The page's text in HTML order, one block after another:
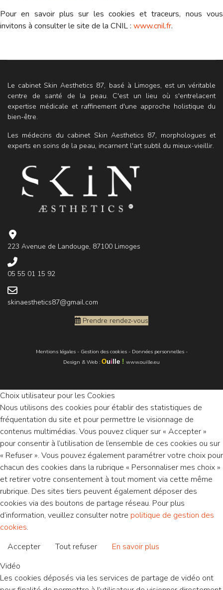
Pour en savoir plus sur les cookies et traceurs, nous vous
invitons à consulter le site de la CNIL : www.cnil.fr.
Le cabinet Skin Aesthetics 87, basé à Limoges, est un véritable
centre de santé de la peau. C'est un lieu où s'entrelacent
expertise médicale et raffinement d'une approche holistique du
bien-être.
Les médecins du cabinet Skin Aesthetics 87, morphologues et
experts en soins de la peau, incarnent l'art subtil du mieux-vieillir.
223 Avenue de Landouge, 87100 Limoges
05 55 01 15 92
skinaesthetics87@gmail.com
Prendre rendez-vous
Mentions légales- Gestion des cookies - Données personnelles -
Design & Web : Oui lle ! www.ouille.eu
Choix utilisateur pour les Cookies
Nous utilisons des cookies pour établir des statistiques de
fréquentation du site et pour permettre le visionnage de
contenus multimédias. Vous pouvez cliquer sur « Accepter »
pour consentir à l’utilisation de l’ensemble de ces cookies ou sur
« Refuser ». Vous pouvez également paramétrer votre choix pour
chacun des cookies dans la rubrique « Personnaliser mes choix »
et retirer votre consentement à tout moment via cette même
rubrique. Des sites tiers peuvent également déposer des
cookies via des boutons de partage réseau. Pour plus
d’information, veuillez consulter notre politique de gestion des
cookies.
Accepter
Tout refuser
En savoir plus
Vidéo
Les cookies déposés via les services de partage de vidéo ont